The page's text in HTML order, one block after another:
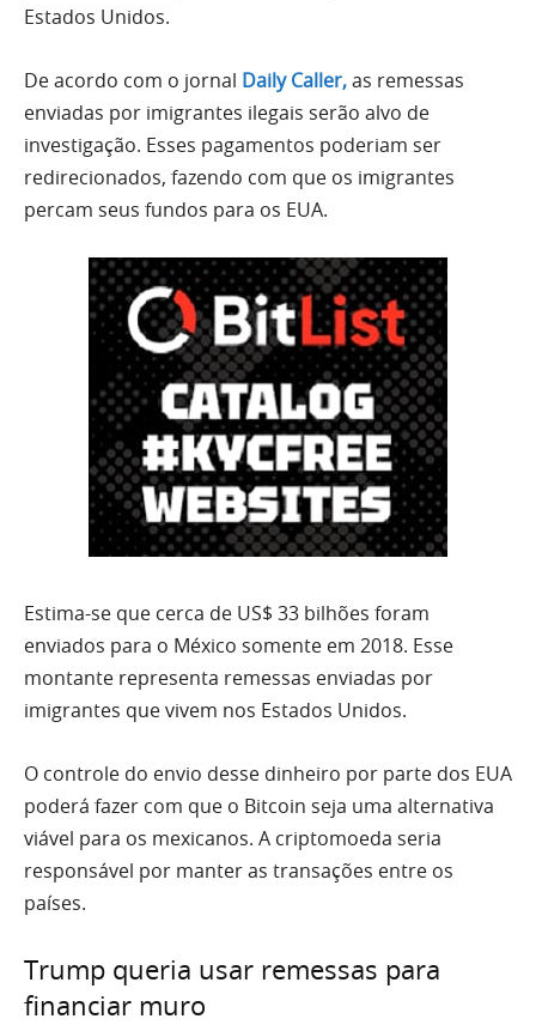
Estados Unidos.
De acordo com o jornal Daily Caller,as remessas
enviadas por imigrantes ilegais serão alvo de
investigação. Esses pagamentos poderiam ser
redirecionados, fazendo com que os imigrantes
percam seus fundos para os EUA.
Estima-se que cerca de US$ 33 bilhões foram
enviados para o México somente em 2018. Esse
montante representa remessas enviadas por
imigrantes que vivem nos Estados Unidos.
O controle do envio desse dinheiro por parte dos EUA
poderá fazer com que o Bitcoin seja uma alternativa
viável para os mexicanos. A criptomoeda seria
responsável por manter as transações entre os
países.
Trump queria usar remessas para
financiar muro